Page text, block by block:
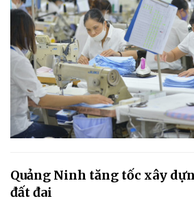
Quảng Ninh tăng tốc xây
đất đai